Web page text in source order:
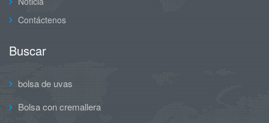
Contáctenos
Buscar
bolsa de uvas
Bolsa con cremallera